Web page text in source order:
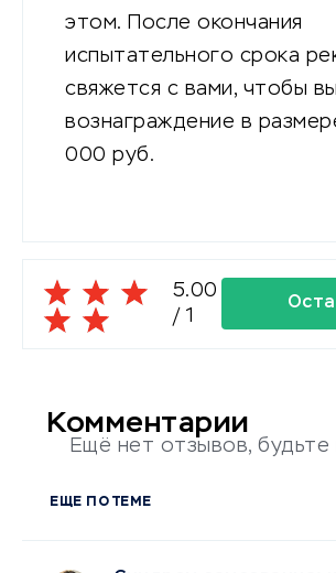
этом. После окончания
испытательного срока
свяжется с вами, чтобы
вознаграждение в
000 руб.
5.00
/ 1
Комментарии
Ещё нет отзывов, будьте
ЕЩЕ ПО ТЕМЕ